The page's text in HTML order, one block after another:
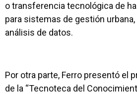
o transferencia tecnológica de
para sistemas de gestión
análisis de datos.
Por otra parte, Ferro presentó el
de la “Tecnoteca del